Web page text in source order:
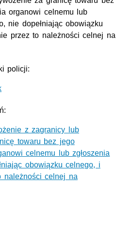
organowi celnemu lub
nie dopełniając obowiązku
przez to należności celnej na
policji:
z zagranicy lub
towaru bez jego
celnemu lub zgłoszenia
obowiązku celnego, i
należności celnej na